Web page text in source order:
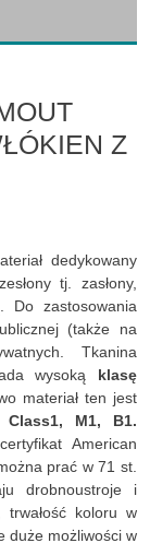
Z
dedykowany
tj. zasłony,
Do zastosowania
(także na
Tkanina
wysoką klasę
materiał ten jest
Class1, M1, B1.
American
prać w 71 st.
drobnoustroje i
koloru w
duże możliwości w